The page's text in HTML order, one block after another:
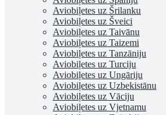
Aviobiļetes uz Šrilanku
Aviobiļetes uz Šveici
Aviobiļetes uz Taivānu
Aviobiļetes uz Taizemi
Aviobiļetes uz Tanzāniju
Aviobiļetes uz Turciju
Aviobiļetes uz Ungāriju
Aviobiļetes uz Uzbekistānu
Aviobiļetes uz Vāciju
Aviobiļetes uz Vjetnamu